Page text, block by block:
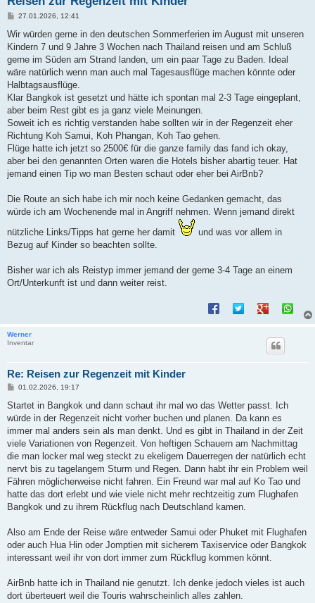
B
i
r
a
27.01.2026, 12:41
Wir würden gerne in den deutschen Sommerferien im August mit unseren
Kindern 7 und 9 Jahre 3 Wochen nach Thailand reisen und am Schluß
gerne im Süden am Strand landen, um ein paar Tage zu Baden. Ideal
wäre natürlich wenn man auch mal Tagesausflüge machen könnte oder
Halbtagsausflüge.
Klar Bangkok ist gesetzt und hätte ich spontan mal 2-3 Tage eingeplant,
aber beim Rest gibt es ja ganz viele Meinungen.
Soweit ich es richtig verstanden habe sollten wir in der Regenzeit eher
Richtung Koh Samui, Koh Phangan, Koh Tao gehen.
Flüge hatte ich jetzt so 2500€ für die ganze family das fand ich okay,
aber bei den genannten Orten waren die Hotels bisher abartig teuer. Hat
jemand einen Tip wo man Besten schaut oder eher bei AirBnb?
Die Route an sich habe ich mir noch keine Gedanken gemacht, das
würde ich am Wochenende mal in Angriff nehmen. Wenn jemand direkt
nützliche Links/Tipps hat gerne her damit
und was vor allem in
Bezug auf Kinder so beachten sollte.
Bisher war ich als Reistyp immer jemand der gerne 3-4 Tage an einem
Ort/Unterkunft ist und dann weiter reist.
Werner
Inventar
Re: Reisen zur Regenzeit mit Kinder
B
i
r
a
01.02.2026, 19:17
Startet in Bangkok und dann schaut ihr mal wo das Wetter passt. Ich
würde in der Regenzeit nicht vorher buchen und planen. Da kann es
immer mal anders sein als man denkt. Und es gibt in Thailand in der Zeit
viele Variationen von Regenzeit. Von heftigen Schauern am Nachmittag
die man locker mal weg steckt zu ekeligem Dauerregen der natürlich echt
nervt bis zu tagelangem Sturm und Regen. Dann habt ihr ein Problem weil
Fähren möglicherweise nicht fahren. Ein Freund war mal auf Ko Tao und
hatte das dort erlebt und wie viele nicht mehr rechtzeitig zum Flughafen
Bangkok und zu ihrem Rückflug nach Deutschland kamen.
Also am Ende der Reise wäre entweder Samui oder Phuket mit Flughafen
oder auch Hua Hin oder Jomptien mit sicherem Taxiservice oder Bangkok
interessant weil ihr von dort immer zum Rückflug kommen könnt.
AirBnb hatte ich in Thailand nie genutzt. Ich denke jedoch vieles ist auch
dort überteuert weil die Touris wahrscheinlich alles zahlen.